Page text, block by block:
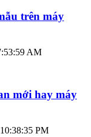
trên máy
AM
mới hay máy
10:38:35 PM